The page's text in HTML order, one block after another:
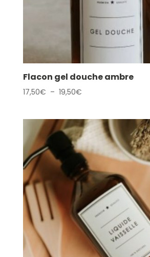
Flacon gel douche ambre
17,50€ – 19,50€Plage
17,50€
à
19,50€